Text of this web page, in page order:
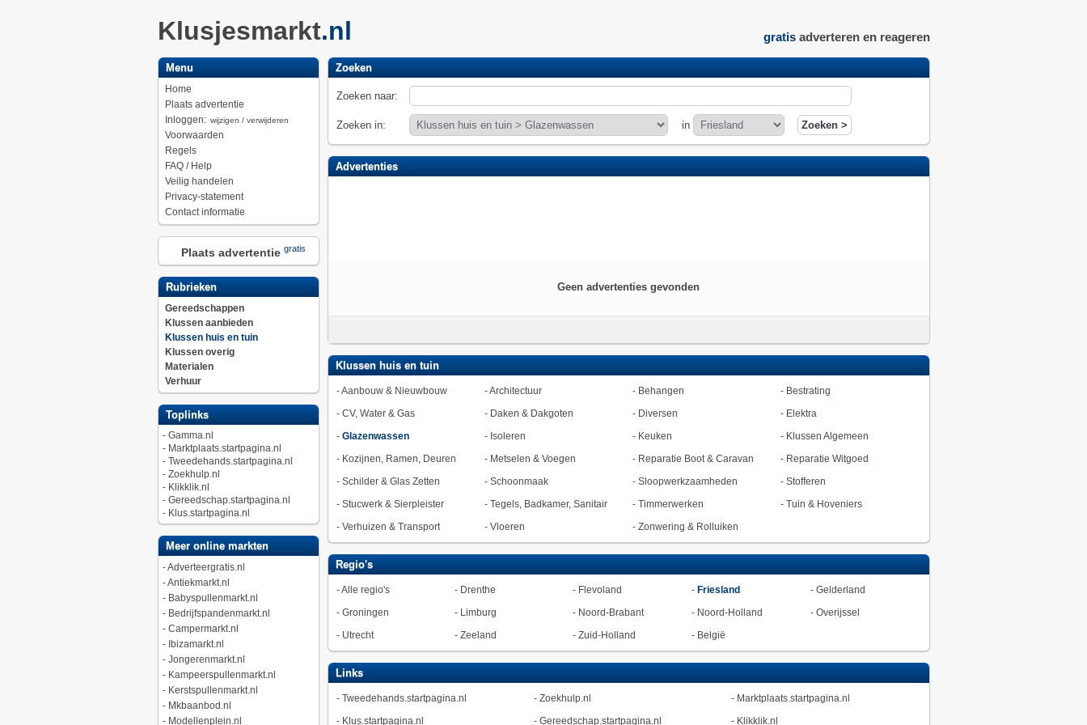
Klusjesmarkt.nl gratisadverteren en reageren
Menu
Home
Plaats advertentie
Inloggen: wijzigen / verwijderen
Voorwaarden
Regels
FAQ / Help
Veilig handelen
Privacy-statement
Contact informatie
Plaats advertentie gratis
Rubrieken
Gereedschappen
Klussen aanbieden
Klussen huis en tuin
Klussen overig
Materialen
Verhuur
Toplinks
- Gamma.nl
- Marktplaats.startpagina.nl
- Tweedehands.startpagina.nl
- Zoekhulp.nl
- Klikklik.nl
- Gereedschap.startpagina.nl
- Klus.startpagina.nl
Meer online markten
-Adverteergratis.nl
-Antiekmarkt.nl
- Babyspullenmarkt.nl
- Bedrijfspandenmarkt.nl
- Campermarkt.nl
- Ibizamarkt.nl
- Jongerenmarkt.nl
- Kampeerspullenmarkt.nl
- Kerstspullenmarkt.nl
- Mkbaanbod.nl
- Modellenplein.nl
Zoeken
Zoeken naar:
Zoeken in: in
Advertenties
Geen advertenties gevonden
Klussen huis en tuin
-Aanbouw & Nieuwbouw -Architectuur - Behangen - Bestrating
- CV, Water & Gas - Daken & Dakgoten - Diversen - Elektra
- Glazenwassen - Isoleren - Keuken - Klussen Algemeen
- Kozijnen, Ramen, Deuren - Metselen & Voegen - Reparatie Boot & Caravan - Reparatie Witgoed
- Schilder & Glas Zetten - Schoonmaak - Sloopwerkzaamheden - Stofferen
- Stucwerk & Sierpleister - Tegels, Badkamer, Sanitair - Timmerwerken - Tuin & Hoveniers
- Verhuizen & Transport - Vloeren - Zonwering & Rolluiken
Regio's
-Alle regio's - Drenthe - Flevoland - Friesland - Gelderland
- Groningen - Limburg - Noord-Brabant - Noord-Holland - Overijssel
- Utrecht - Zeeland - Zuid-Holland - België
Links
- Tweedehands.startpagina.nl - Zoekhulp.nl - Marktplaats.startpagina.nl
- Klus.startpagina.nl - Gereedschap.startpagina.nl - Klikklik.nl